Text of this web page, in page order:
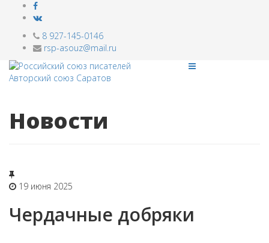
8 927-145-0146
rsp-asouz@mail.ru
Новости
19 июня 2025
Чердачные добряки